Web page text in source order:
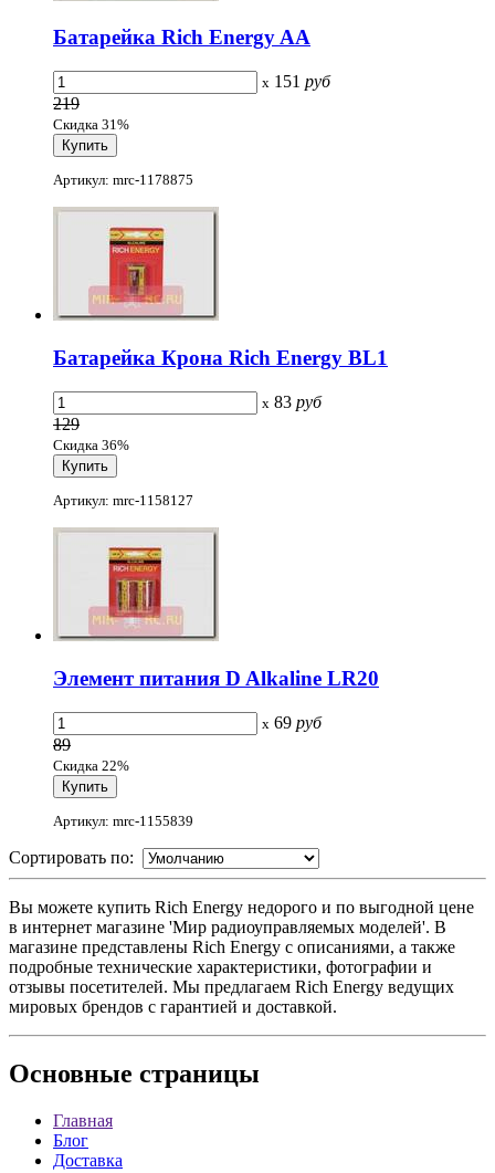
Батарейка Rich Energy AA
x 151 руб
219
Скидка 31%
Артикул: mrc-1178875
Батарейка Крона Rich Energy BL1
x 83 руб
129
Скидка 36%
Артикул: mrc-1158127
Элемент питания D Alkaline LR20
x 69 руб
89
Скидка 22%
Артикул: mrc-1155839
Сортировать по:
Вы можете купить Rich Energy недорого и по выгодной цене
в интернет магазине 'Мир радиоуправляемых моделей'. В
магазине представлены Rich Energy с описаниями, а также
подробные технические характеристики, фотографии и
отзывы посетителей. Мы предлагаем Rich Energy ведущих
мировых брендов с гарантией и доставкой.
Основные страницы
Главная
Блог
Доставка